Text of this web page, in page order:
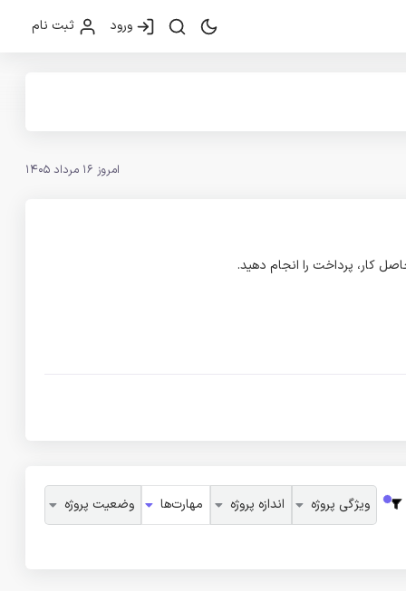
ورود ثبت نام
امروز 16 مرداد 1405
ویژگی پروژه اندازه پروژه مهارت‌ها وضعیت پروژه